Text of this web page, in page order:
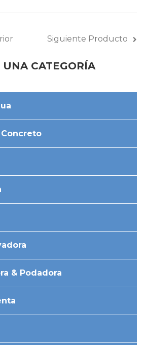
Siguiente Producto
UNA CATEGORÍA
& Podadora